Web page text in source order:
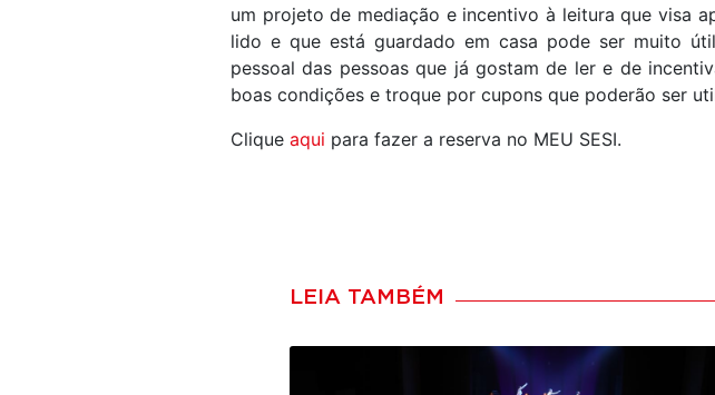
um projeto de mediação e incentivo à leitura que visa
lido e que está guardado em casa pode ser muito
pessoal das pessoas que já gostam de ler e de
boas condições e troque por cupons que poderão ser
Clique aqui para fazer a reserva no MEU SESI.
LEIA TAMBÉM